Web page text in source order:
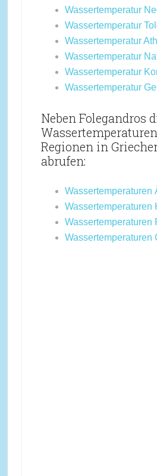
Wassertemperatur
Wassertemperatur
Wassertemperatur
Wassertemperatur
Wassertemperatur
Wassertemperatur
Neben Folegandros
Regionen in
abrufen:
Wassertemperaturen
Wassertemperaturen
Wassertemperaturen
Wassertemperaturen